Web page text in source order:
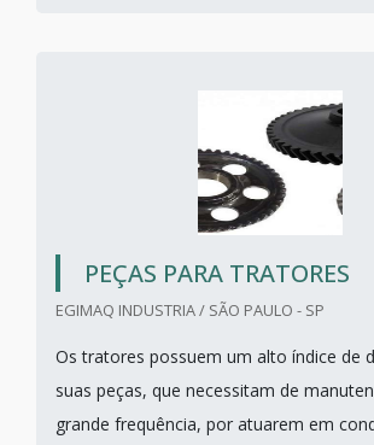
PEÇAS PARA TRATORES
EGIMAQ INDUSTRIA / SÃO PAULO - SP
Os tratores possuem um alto índice de
suas peças, que necessitam de
grande frequência, por atuarem em